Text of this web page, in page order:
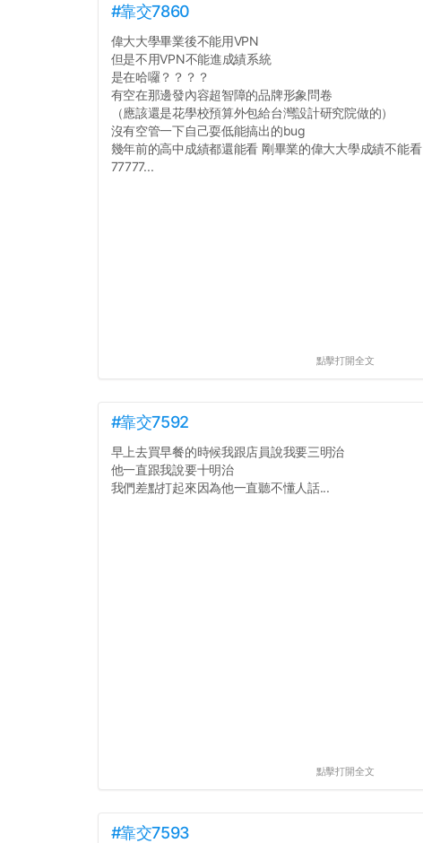
#靠交7860
偉大大學畢業後不能用VPN
但是不用VPN不能進成績系統
是在哈囉？？？？
有空在那邊發內容超智障的品牌形象問卷
（應該還是花學校預算外包給台灣設計研究院做的）
沒有空管一下自己耍低能搞出的bug
幾年前的高中成績都還能看 剛畢業的偉大大學成績不能看
77777...
點擊打開全文
#靠交7592
早上去買早餐的時候我跟店員說我要三明治
他一直跟我說要十明治
我們差點打起來因為他一直聽不懂人話...
點擊打開全文
#靠交7593